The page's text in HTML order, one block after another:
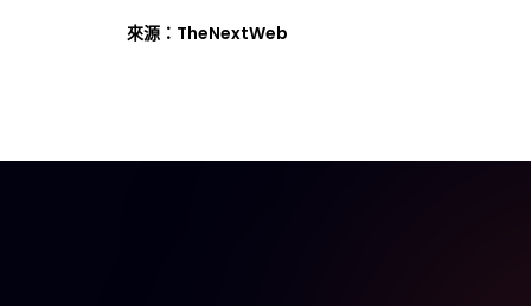
來源：TheNextWeb